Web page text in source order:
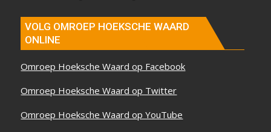
VOLG OMROEP HOEKSCHE WAARD
ONLINE
Omroep Hoeksche Waard op Facebook
Omroep Hoeksche Waard op Twitter
Omroep Hoeksche Waard op YouTube